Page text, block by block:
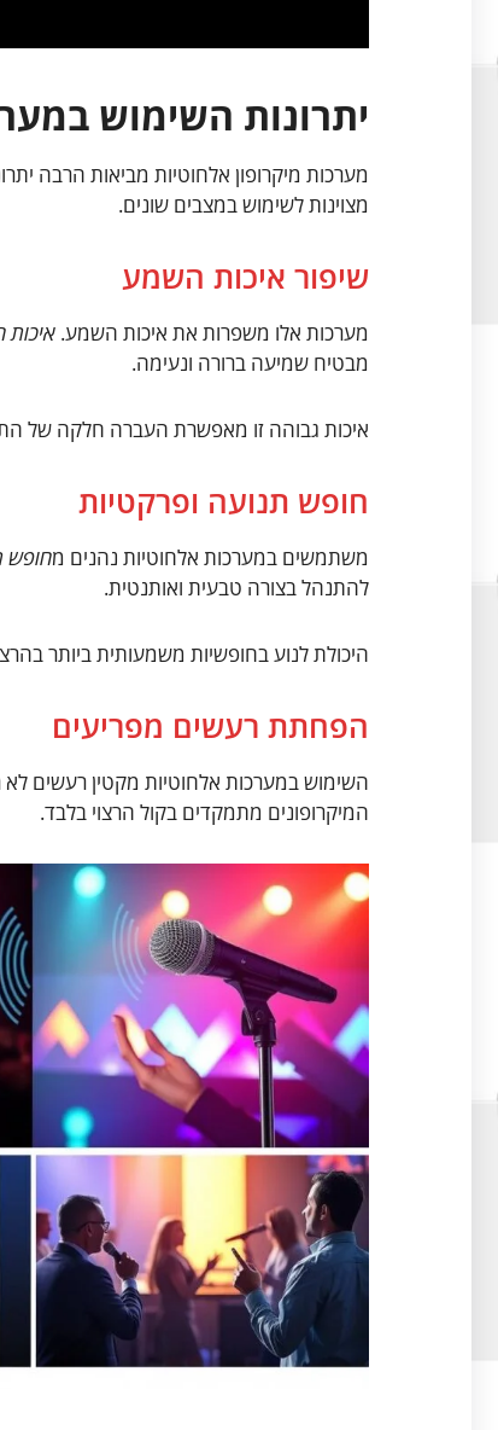
יתרונות השימוש
מערכות מיקרופון אלחוטיות מביאות הרבה
מצוינות לשימוש במצבים שונים.
שיפור איכות השמע
מערכות אלו משפרות את איכות השמע.
מבטיח שמיעה ברורה ונעימה.
איכות גבוהה זו מאפשרת העברה חלקה של
חופש תנועה ופרקטיות
משתמשים במערכות אלחוטיות נהנים מחופש
להתנהל בצורה טבעית ואותנטית.
היכולת לנוע בחופשיות משמעותית ביותר
הפחתת רעשים מפריעים
השימוש במערכות אלחוטיות מקטין רעשים לא
המיקרופונים מתמקדים בקול הרצוי בלבד.